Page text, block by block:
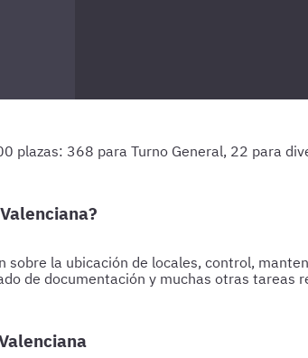
plazas: 368 para Turno General, 22 para
la ubicación de locales, control,
de documentación y muchas otras tareas